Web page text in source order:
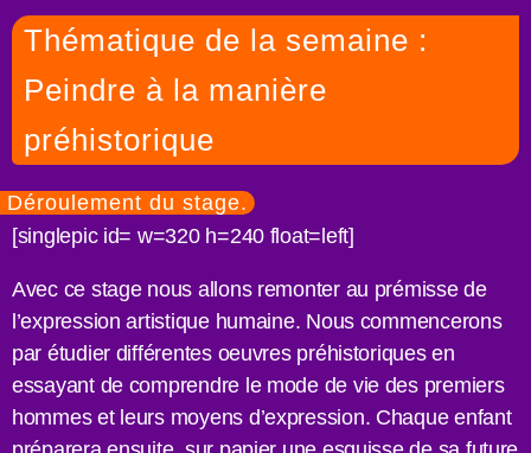
Thématique de la semaine :
Peindre à la manière
préhistorique
Déroulement du stage.
[singlepic id= w=320 h=240 float=left]
Avec ce stage nous allons remonter au prémisse de
l’expression artistique humaine. Nous commencerons
par étudier différentes oeuvres préhistoriques en
essayant de comprendre le mode de vie des premiers
hommes et leurs moyens d’expression. Chaque enfant